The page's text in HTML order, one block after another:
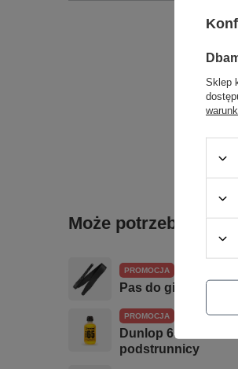
Może potrzebujesz
PROMOCJA
Pas do gitary
PROMOCJA
Dunlop 6554
podstrunnicy
Sklep